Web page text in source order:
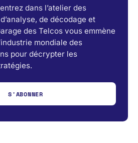
dans l’atelier des
de décodage et
des Telcos vous emmène
mondiale des
pour décrypter les
S'ABONNER